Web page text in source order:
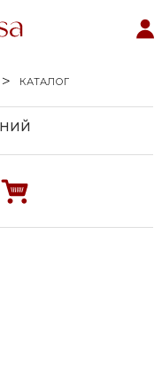
КАТАЛОГ